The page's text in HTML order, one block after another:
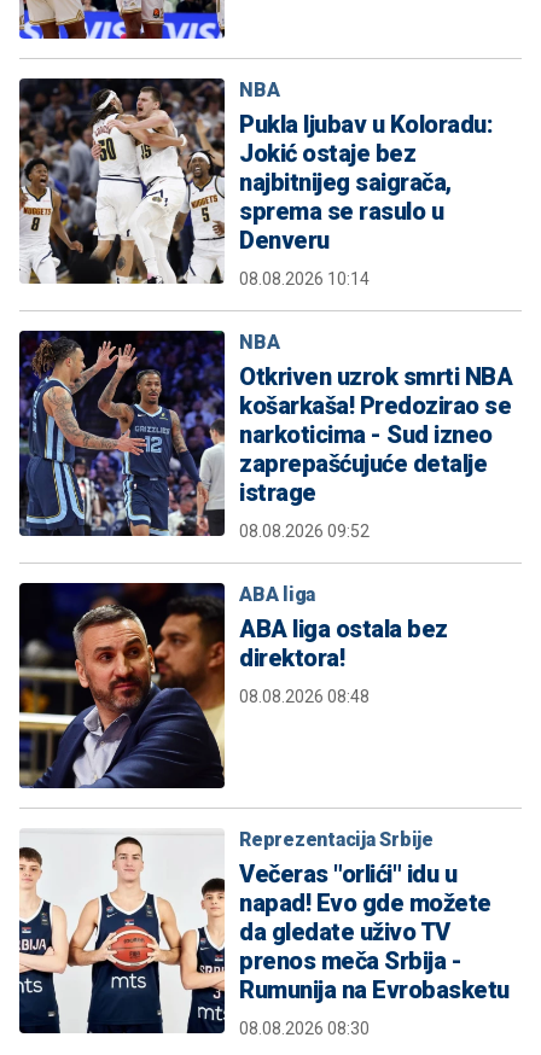
NBA
Pukla ljubav u Koloradu:
Jokić ostaje bez
najbitnijeg saigrača,
sprema se rasulo u
Denveru
08.08.2026 10:14
NBA
Otkriven uzrok smrti NBA
košarkaša! Predozirao se
narkoticima - Sud izneo
zaprepašćujuće detalje
istrage
08.08.2026 09:52
ABA liga
ABA liga ostala bez
direktora!
08.08.2026 08:48
Reprezentacija Srbije
Večeras "orlići" idu u
napad! Evo gde možete
da gledate uživo TV
prenos meča Srbija -
Rumunija na Evrobasketu
08.08.2026 08:30